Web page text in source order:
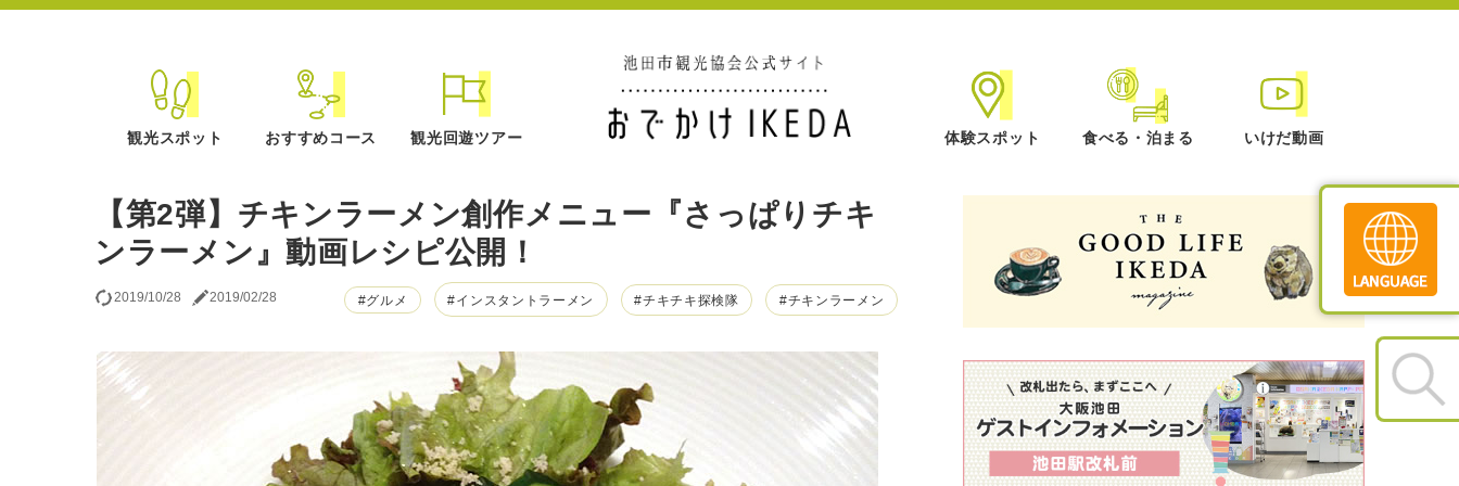
観光スポット おすすめコース 観光回遊ツアー 体験スポット 食べる・泊まる いけだ動画
【第2弾】チキンラーメン創作メニュー『さっぱりチキ
ンラーメン』動画レシピ公開！
2019/10/28 2019/02/28 #グルメ #インスタントラーメン #チキチキ探検隊 #チキンラーメン
Translate
»